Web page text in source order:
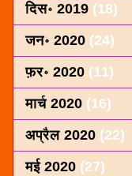
दिस॰ 2019 (18)
जन॰ 2020 (24)
फ़र॰ 2020 (11)
मार्च 2020 (16)
अप्रैल 2020 (22)
मई 2020 (27)